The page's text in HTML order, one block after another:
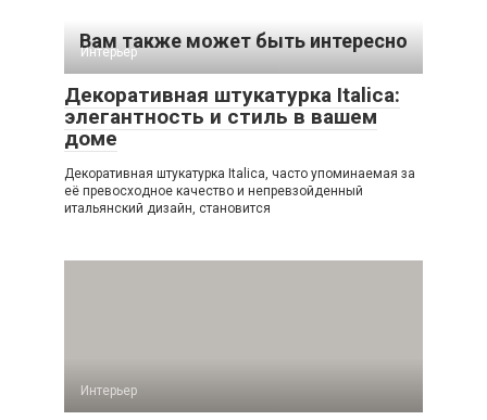
Вам также может быть интересно
Интерьер
Декоративная штукатурка Italica:
элегантность и стиль в вашем
доме
Декоративная штукатурка Italica, часто упоминаемая за
её превосходное качество и непревзойденный
итальянский дизайн, становится
Интерьер